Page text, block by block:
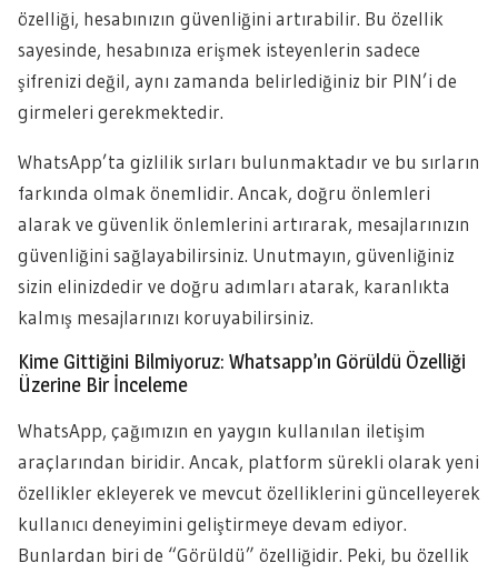
özelliği, hesabınızın güvenliğini artırabilir. Bu özellik
sayesinde, hesabınıza erişmek isteyenlerin sadece
şifrenizi değil, aynı zamanda belirlediğiniz bir PIN’i de
girmeleri gerekmektedir.
WhatsApp’ta gizlilik sırları bulunmaktadır ve bu sırların
farkında olmak önemlidir. Ancak, doğru önlemleri
alarak ve güvenlik önlemlerini artırarak, mesajlarınızın
güvenliğini sağlayabilirsiniz. Unutmayın, güvenliğiniz
sizin elinizdedir ve doğru adımları atarak, karanlıkta
kalmış mesajlarınızı koruyabilirsiniz.
Kime Gittiğini Bilmiyoruz: Whatsapp’ın Görüldü Özelliği
Üzerine Bir İnceleme
WhatsApp, çağımızın en yaygın kullanılan iletişim
araçlarından biridir. Ancak, platform sürekli olarak yeni
özellikler ekleyerek ve mevcut özelliklerini güncelleyerek
kullanıcı deneyimini geliştirmeye devam ediyor.
Bunlardan biri de “Görüldü” özelliğidir. Peki, bu özellik